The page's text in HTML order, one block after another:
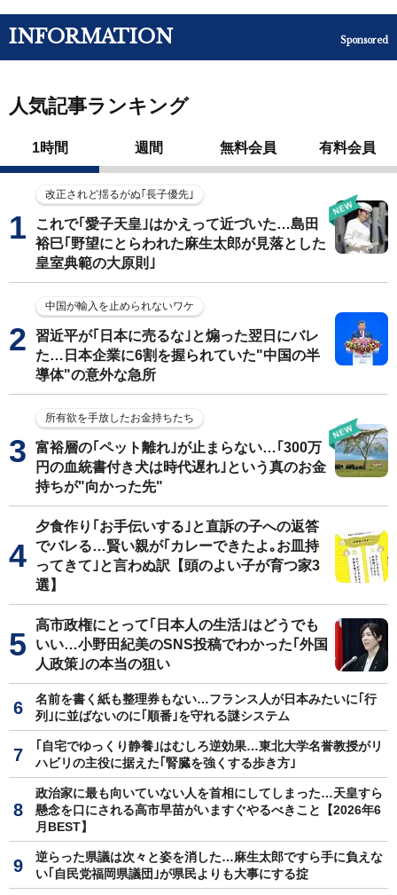
INFORMATION Sponsored
人気記事ランキング
1時間 週間 無料会員 有料会員
改正されど揺るがぬ｢長子優先｣
これで｢愛子天皇｣はかえって近づいた…島田
裕巳｢野望にとらわれた麻生太郎が見落とした
皇室典範の大原則｣
中国が輸入を止められないワケ
習近平が｢日本に売るな｣と煽った翌日にバレ
た…日本企業に6割を握られていた"中国の半
導体"の意外な急所
所有欲を手放したお金持ちたち
富裕層の｢ペット離れ｣が止まらない…｢300万
円の血統書付き犬は時代遅れ｣という真のお金
持ちが"向かった先"
夕食作り｢お手伝いする｣と直訴の子への返答
でバレる…賢い親が｢カレーできたよ｡お皿持
ってきて｣と言わぬ訳【頭のよい子が育つ家3
選】
高市政権にとって｢日本人の生活｣はどうでも
いい…小野田紀美のSNS投稿でわかった｢外国
人政策｣の本当の狙い
名前を書く紙も整理券もない…フランス人が日本みたいに｢行
列｣に並ばないのに｢順番｣を守れる謎システム
｢自宅でゆっくり静養｣はむしろ逆効果…東北大学名誉教授がリ
ハビリの主役に据えた｢腎臓を強くする歩き方｣
政治家に最も向いていない人を首相にしてしまった…天皇すら
懸念を口にされる高市早苗がいますぐやるべきこと【2026年6
月BEST】
逆らった県議は次々と姿を消した…麻生太郎ですら手に負えな
い｢自民党福岡県議団｣が県民よりも大事にする掟